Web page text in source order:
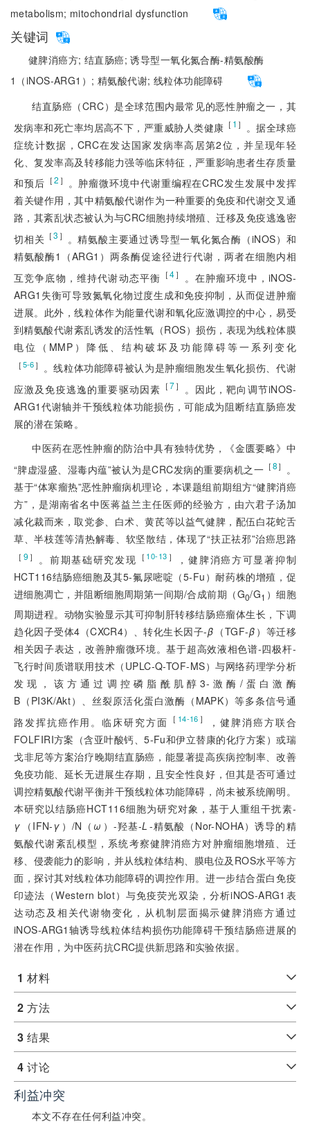
metabolism; mitochondrial dysfunction
关键词
健脾消癌方; 结直肠癌;诱导型一氧化氮合酶-精氨酸酶
1（iNOS-ARG1）; 精氨酸代谢; 线粒体功能障碍
结直肠癌（CRC）是全球范围内最常见的恶性肿瘤之一，其
发病率和死亡率均居高不下，严重威胁人类健康 ［ 1 ］
。据全球癌
症统计数据，CRC在发达国家发病率高居第2位，并呈现年轻
化、复发率高及转移能力强等临床特征，严重影响患者生存质量
和预后 ［2 ］ 。肿瘤微环境中代谢重编程在CRC发生发展中发挥
着关键作用，其中精氨酸代谢作为一种重要的免疫和代谢交叉通
路，其紊乱状态被认为与CRC细胞持续增殖、迁移及免疫逃逸密
切相关 ［3 ］
。精氨酸主要通过诱导型一氧化氮合酶（iNOS）和
精氨酸酶1（ARG1）两条酶促途径进行代谢，两者在细胞内相
互竞争底物，维持代谢动态平衡 ［4］
。在肿瘤环境中，iNOS-
ARG1失衡可导致氮氧化物过度生成和免疫抑制，从而促进肿瘤
进展。此外，线粒体作为能量代谢和氧化应激调控的中心，易受
到精氨酸代谢紊乱诱发的活性氧（ROS）损伤，表现为线粒体膜
电位（MMP）降低、结构破坏及功能障碍等一系列变化
［5-6］ 。线粒体功能障碍被认为是肿瘤细胞发生氧化损伤、代谢
应激及免疫逃逸的重要驱动因素 ［7］
。因此，靶向调节iNOS-
ARG1代谢轴并干预线粒体功能损伤，可能成为阻断结直肠癌发
展的潜在策略。
中医药在恶性肿瘤的防治中具有独特优势，《金匮要略》中
“脾虚湿盛、湿毒内蕴”被认为是CRC发病的重要病机之一 ［8］
。
基于“体寒瘤热”恶性肿瘤病机理论，本课题组前期组方“健脾消癌
方”，是湖南省名中医蒋益兰主任医师的经验方，由六君子汤加
减化裁而来，取党参、白术、黄芪等以益气健脾，配伍白花蛇舌
草、半枝莲等清热解毒、软坚散结，体现了“扶正祛邪”治癌思路
［ 9 ］ 。前期基础研究发现 ［ 10-13 ］
，健脾消癌方可显著抑制
HCT116结肠癌细胞及其5-氟尿嘧啶（5-Fu）耐药株的增殖，促
进细胞凋亡，并阻断细胞周期第一间期/合成前期（G0/G1 ）细胞
周期进程。动物实验显示其可抑制肝转移结肠癌瘤体生长，下调
趋化因子受体4（CXCR4）、转化生长因子-β （TGF-β ）等迁移
相关因子表达，改善肿瘤微环境。基于超高效液相色谱-四极杆-
飞行时间质谱联用技术（UPLC-Q-TOF-MS）与网络药理学分析
发现，该方通过调控磷脂酰肌醇3-激酶/蛋白激酶
B（PI3K/Akt）、丝裂原活化蛋白激酶（MAPK）等多条信号通
路发挥抗癌作用。临床研究方面 ［ 14-16 ］
，健脾消癌方联合
FOLFIRI方案（含亚叶酸钙、5-Fu和伊立替康的化疗方案）或瑞
戈非尼等方案治疗晚期结直肠癌，能显著提高疾病控制率、改善
免疫功能、延长无进展生存期，且安全性良好，但其是否可通过
调控精氨酸代谢平衡并干预线粒体功能障碍，尚未被系统阐明。
本研究以结肠癌HCT116细胞为研究对象，基于人重组干扰素-
γ （IFN- γ ）/N（ ω ）-羟基-L -精氨酸（Nor-NOHA）诱导的精
氨酸代谢紊乱模型，系统考察健脾消癌方对肿瘤细胞增殖、迁
移、侵袭能力的影响，并从线粒体结构、膜电位及ROS水平等方
面，探讨其对线粒体功能障碍的调控作用。进一步结合蛋白免疫
印迹法（Western blot）与免疫荧光双染，分析iNOS-ARG1表
达动态及相关代谢物变化，从机制层面揭示健脾消癌方通过
iNOS-ARG1轴诱导线粒体结构损伤功能障碍干预结肠癌进展的
潜在作用，为中医药抗CRC提供新思路和实验依据。
1材料
2方法
3结果
4讨论
利益冲突
本文不存在任何利益冲突。